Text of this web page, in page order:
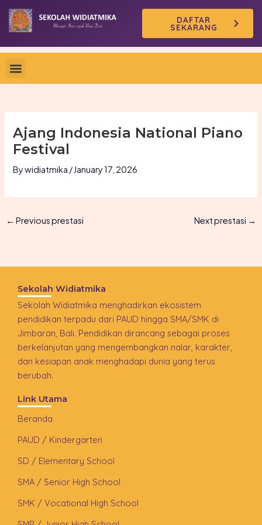
Skip
content
DAFTAR
SEKARANG
Ajang Indonesia National Piano
Festival
Bywidiatmika /January 17, 2026
← Previous prestasi Next prestasi →
Sekolah Widiatmika
Sekolah Widiatmika menghadirkan ekosistem
pendidikan terpadu dari PAUD hingga SMA/SMK di
Jimbaran, Bali. Pendidikan dirancang sebagai proses
berkelanjutan yang mengembangkan nalar, karakter,
dan kesiapan anak menghadapi dunia yang terus
berubah.
Link Utama
Beranda
PAUD / Kindergarten
SD / Elementary School
SMA / Senior High School
SMK / Vocational High School